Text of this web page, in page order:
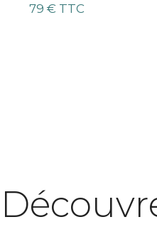
79 € TTC